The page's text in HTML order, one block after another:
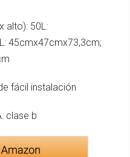
alto): 50L:
45cmx47cmx73,3cm;
fácil instalación
clase b